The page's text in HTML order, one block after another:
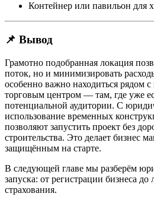
Контейнер или павильон для
📌 Вывод
Грамотно подобранная локация
поток, но и минимизировать
особенно важно находиться рядом
торговым центром — там, где уже
потенциальной аудитории. С
использование временных
позволяют запустить проект без
строительства. Это делает бизнес
защищённым на старте.
В следующей главе мы разберём
запуска: от регистрации бизнеса
страхования.